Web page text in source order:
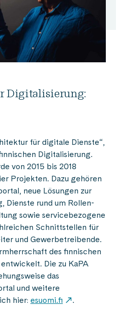
Digitalisierung:
für digitale Dienste“,
Digitalisierung.
von 2015 bis 2018
Projekten. Dazu gehören
neue Lösungen zur
Dienste rund um Rollen-
sowie servicebezogene
Schnittstellen für
und Gewerbetreibende.
des finnischen
Die zu KaPA
das
und weitere
hier: esuomi.fi .